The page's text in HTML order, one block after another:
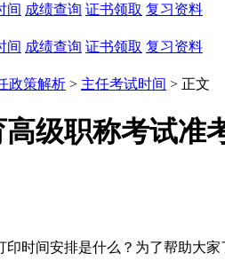
间 成绩查询 证书领取 复习资料
间 成绩查询 证书领取 复习资料
政策解析 > 主任考试时间 > 正文
级职称考试准
时间安排是什么？为了帮助大家